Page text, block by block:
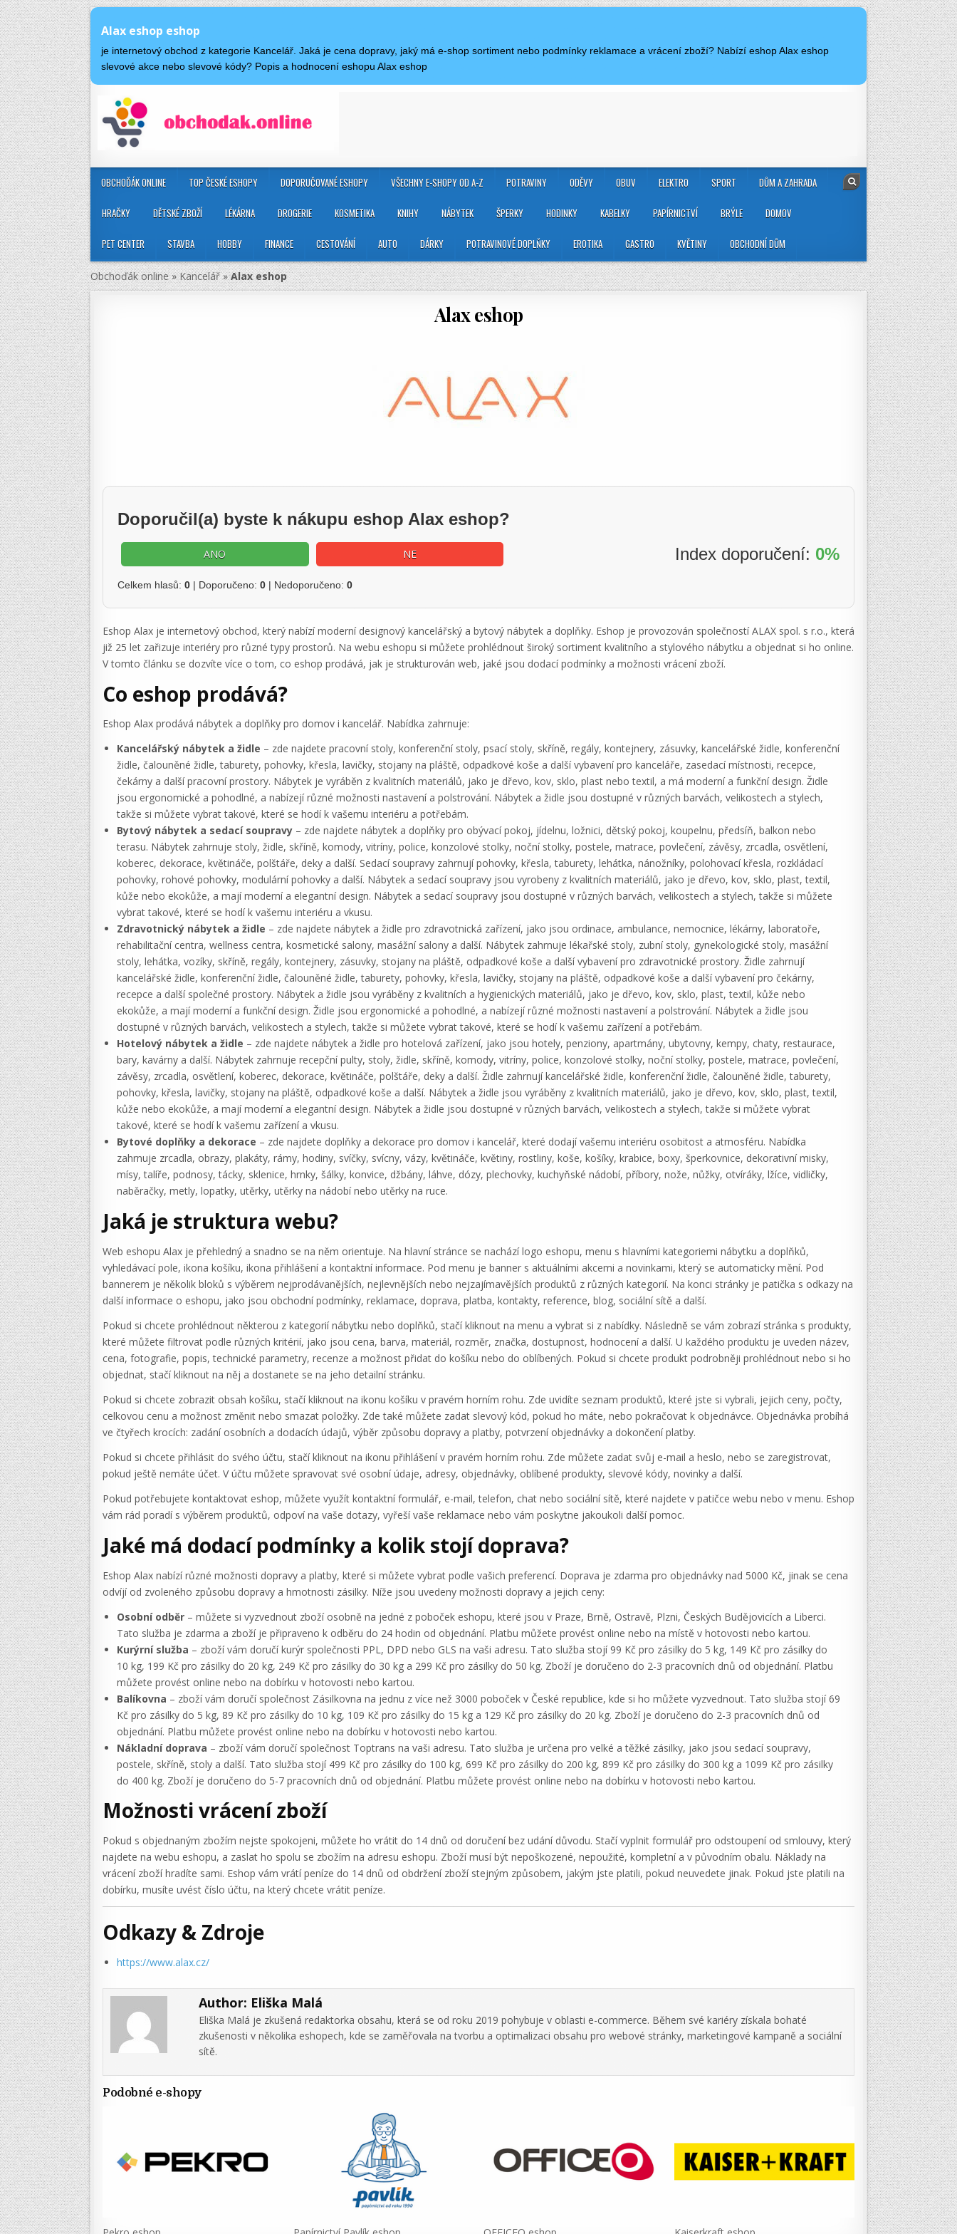
Alax eshop eshop
je internetový obchod z kategorie Kancelář. Jaká je cena dopravy, jaký má e-shop sortiment nebo podmínky reklamace a vrácení zboží? Nabízí eshop Alax eshop
slevové akce nebo slevové kódy? Popis a hodnocení eshopu Alax eshop
OBCHOĎÁK ONLINE TOP ČESKÉ ESHOPY DOPORUČOVANÉ ESHOPY VŠECHNY E-SHOPY OD A-Z POTRAVINY ODĚVY OBUV ELEKTRO SPORT DŮM A ZAHRADA
HRAČKY DĚTSKÉ ZBOŽÍ LÉKÁRNA DROGERIE KOSMETIKA KNIHY NÁBYTEK ŠPERKY HODINKY KABELKY PAPÍRNICTVÍ BRÝLE DOMOV
PET CENTER STAVBA HOBBY FINANCE CESTOVÁNÍ AUTO DÁRKY POTRAVINOVÉ DOPLŇKY EROTIKA GASTRO KVĚTINY OBCHODNÍ DŮM
Obchoďák online»Kancelář»Alax eshop
Alax eshop
Doporučil(a) byste k nákupu eshop Alax eshop?
ANO NE Index doporučení: 0%
Celkem hlasů: 0 | Doporučeno: 0 | Nedoporučeno: 0
Eshop Alax je internetový obchod, který nabízí moderní designový kancelářský a bytový nábytek a doplňky. Eshop je provozován společností ALAX spol. s r.o., která
již 25 let zařizuje interiéry pro různé typy prostorů. Na webu eshopu si můžete prohlédnout široký sortiment kvalitního a stylového nábytku a objednat si ho online.
V tomto článku se dozvíte více o tom, co eshop prodává, jak je strukturován web, jaké jsou dodací podmínky a možnosti vrácení zboží.
Co eshop prodává?
Eshop Alax prodává nábytek a doplňky pro domov i kancelář. Nabídka zahrnuje:
Kancelářský nábytek a židle – zde najdete pracovní stoly, konferenční stoly, psací stoly, skříně, regály, kontejnery, zásuvky, kancelářské židle, konferenční
židle, čalouněné židle, taburety, pohovky, křesla, lavičky, stojany na pláště, odpadkové koše a další vybavení pro kanceláře, zasedací místnosti, recepce,
čekárny a další pracovní prostory. Nábytek je vyráběn z kvalitních materiálů, jako je dřevo, kov, sklo, plast nebo textil, a má moderní a funkční design. Židle
jsou ergonomické a pohodlné, a nabízejí různé možnosti nastavení a polstrování. Nábytek a židle jsou dostupné v různých barvách, velikostech a stylech,
takže si můžete vybrat takové, které se hodí k vašemu interiéru a potřebám.
Bytový nábytek a sedací soupravy – zde najdete nábytek a doplňky pro obývací pokoj, jídelnu, ložnici, dětský pokoj, koupelnu, předsíň, balkon nebo
terasu. Nábytek zahrnuje stoly, židle, skříně, komody, vitríny, police, konzolové stolky, noční stolky, postele, matrace, povlečení, závěsy, zrcadla, osvětlení,
koberec, dekorace, květináče, polštáře, deky a další. Sedací soupravy zahrnují pohovky, křesla, taburety, lehátka, nánožníky, polohovací křesla, rozkládací
pohovky, rohové pohovky, modulární pohovky a další. Nábytek a sedací soupravy jsou vyrobeny z kvalitních materiálů, jako je dřevo, kov, sklo, plast, textil,
kůže nebo ekokůže, a mají moderní a elegantní design. Nábytek a sedací soupravy jsou dostupné v různých barvách, velikostech a stylech, takže si můžete
vybrat takové, které se hodí k vašemu interiéru a vkusu.
Zdravotnický nábytek a židle – zde najdete nábytek a židle pro zdravotnická zařízení, jako jsou ordinace, ambulance, nemocnice, lékárny, laboratoře,
rehabilitační centra, wellness centra, kosmetické salony, masážní salony a další. Nábytek zahrnuje lékařské stoly, zubní stoly, gynekologické stoly, masážní
stoly, lehátka, vozíky, skříně, regály, kontejnery, zásuvky, stojany na pláště, odpadkové koše a další vybavení pro zdravotnické prostory. Židle zahrnují
kancelářské židle, konferenční židle, čalouněné židle, taburety, pohovky, křesla, lavičky, stojany na pláště, odpadkové koše a další vybavení pro čekárny,
recepce a další společné prostory. Nábytek a židle jsou vyráběny z kvalitních a hygienických materiálů, jako je dřevo, kov, sklo, plast, textil, kůže nebo
ekokůže, a mají moderní a funkční design. Židle jsou ergonomické a pohodlné, a nabízejí různé možnosti nastavení a polstrování. Nábytek a židle jsou
dostupné v různých barvách, velikostech a stylech, takže si můžete vybrat takové, které se hodí k vašemu zařízení a potřebám.
Hotelový nábytek a židle – zde najdete nábytek a židle pro hotelová zařízení, jako jsou hotely, penziony, apartmány, ubytovny, kempy, chaty, restaurace,
bary, kavárny a další. Nábytek zahrnuje recepční pulty, stoly, židle, skříně, komody, vitríny, police, konzolové stolky, noční stolky, postele, matrace, povlečení,
závěsy, zrcadla, osvětlení, koberec, dekorace, květináče, polštáře, deky a další. Židle zahrnují kancelářské židle, konferenční židle, čalouněné židle, taburety,
pohovky, křesla, lavičky, stojany na pláště, odpadkové koše a další. Nábytek a židle jsou vyráběny z kvalitních materiálů, jako je dřevo, kov, sklo, plast, textil,
kůže nebo ekokůže, a mají moderní a elegantní design. Nábytek a židle jsou dostupné v různých barvách, velikostech a stylech, takže si můžete vybrat
takové, které se hodí k vašemu zařízení a vkusu.
Bytové doplňky a dekorace – zde najdete doplňky a dekorace pro domov i kancelář, které dodají vašemu interiéru osobitost a atmosféru. Nabídka
zahrnuje zrcadla, obrazy, plakáty, rámy, hodiny, svíčky, svícny, vázy, květináče, květiny, rostliny, koše, košíky, krabice, boxy, šperkovnice, dekorativní misky,
mísy, talíře, podnosy, tácky, sklenice, hrnky, šálky, konvice, džbány, láhve, dózy, plechovky, kuchyňské nádobí, příbory, nože, nůžky, otvíráky, lžíce, vidličky,
naběračky, metly, lopatky, utěrky, utěrky na nádobí nebo utěrky na ruce.
Jaká je struktura webu?
Web eshopu Alax je přehledný a snadno se na něm orientuje. Na hlavní stránce se nachází logo eshopu, menu s hlavními kategoriemi nábytku a doplňků,
vyhledávací pole, ikona košíku, ikona přihlášení a kontaktní informace. Pod menu je banner s aktuálními akcemi a novinkami, který se automaticky mění. Pod
bannerem je několik bloků s výběrem nejprodávanějších, nejlevnějších nebo nejzajímavějších produktů z různých kategorií. Na konci stránky je patička s odkazy na
další informace o eshopu, jako jsou obchodní podmínky, reklamace, doprava, platba, kontakty, reference, blog, sociální sítě a další.
Pokud si chcete prohlédnout některou z kategorií nábytku nebo doplňků, stačí kliknout na menu a vybrat si z nabídky. Následně se vám zobrazí stránka s produkty,
které můžete filtrovat podle různých kritérií, jako jsou cena, barva, materiál, rozměr, značka, dostupnost, hodnocení a další. U každého produktu je uveden název,
cena, fotografie, popis, technické parametry, recenze a možnost přidat do košíku nebo do oblíbených. Pokud si chcete produkt podrobněji prohlédnout nebo si ho
objednat, stačí kliknout na něj a dostanete se na jeho detailní stránku.
Pokud si chcete zobrazit obsah košíku, stačí kliknout na ikonu košíku v pravém horním rohu. Zde uvidíte seznam produktů, které jste si vybrali, jejich ceny, počty,
celkovou cenu a možnost změnit nebo smazat položky. Zde také můžete zadat slevový kód, pokud ho máte, nebo pokračovat k objednávce. Objednávka probíhá
ve čtyřech krocích: zadání osobních a dodacích údajů, výběr způsobu dopravy a platby, potvrzení objednávky a dokončení platby.
Pokud si chcete přihlásit do svého účtu, stačí kliknout na ikonu přihlášení v pravém horním rohu. Zde můžete zadat svůj e-mail a heslo, nebo se zaregistrovat,
pokud ještě nemáte účet. V účtu můžete spravovat své osobní údaje, adresy, objednávky, oblíbené produkty, slevové kódy, novinky a další.
Pokud potřebujete kontaktovat eshop, můžete využít kontaktní formulář, e-mail, telefon, chat nebo sociální sítě, které najdete v patičce webu nebo v menu. Eshop
vám rád poradí s výběrem produktů, odpoví na vaše dotazy, vyřeší vaše reklamace nebo vám poskytne jakoukoli další pomoc.
Jaké má dodací podmínky a kolik stojí doprava?
Eshop Alax nabízí různé možnosti dopravy a platby, které si můžete vybrat podle vašich preferencí. Doprava je zdarma pro objednávky nad 5000 Kč, jinak se cena
odvíjí od zvoleného způsobu dopravy a hmotnosti zásilky. Níže jsou uvedeny možnosti dopravy a jejich ceny:
Osobní odběr – můžete si vyzvednout zboží osobně na jedné z poboček eshopu, které jsou v Praze, Brně, Ostravě, Plzni, Českých Budějovicích a Liberci.
Tato služba je zdarma a zboží je připraveno k odběru do 24 hodin od objednání. Platbu můžete provést online nebo na místě v hotovosti nebo kartou.
Kurýrní služba – zboží vám doručí kurýr společnosti PPL, DPD nebo GLS na vaši adresu. Tato služba stojí 99 Kč pro zásilky do 5 kg, 149 Kč pro zásilky do
10 kg, 199 Kč pro zásilky do 20 kg, 249 Kč pro zásilky do 30 kg a 299 Kč pro zásilky do 50 kg. Zboží je doručeno do 2-3 pracovních dnů od objednání. Platbu
můžete provést online nebo na dobírku v hotovosti nebo kartou.
Balíkovna – zboží vám doručí společnost Zásilkovna na jednu z více než 3000 poboček v České republice, kde si ho můžete vyzvednout. Tato služba stojí 69
Kč pro zásilky do 5 kg, 89 Kč pro zásilky do 10 kg, 109 Kč pro zásilky do 15 kg a 129 Kč pro zásilky do 20 kg. Zboží je doručeno do 2-3 pracovních dnů od
objednání. Platbu můžete provést online nebo na dobírku v hotovosti nebo kartou.
Nákladní doprava – zboží vám doručí společnost Toptrans na vaši adresu. Tato služba je určena pro velké a těžké zásilky, jako jsou sedací soupravy,
postele, skříně, stoly a další. Tato služba stojí 499 Kč pro zásilky do 100 kg, 699 Kč pro zásilky do 200 kg, 899 Kč pro zásilky do 300 kg a 1099 Kč pro zásilky
do 400 kg. Zboží je doručeno do 5-7 pracovních dnů od objednání. Platbu můžete provést online nebo na dobírku v hotovosti nebo kartou.
Možnosti vrácení zboží
Pokud s objednaným zbožím nejste spokojeni, můžete ho vrátit do 14 dnů od doručení bez udání důvodu. Stačí vyplnit formulář pro odstoupení od smlouvy, který
najdete na webu eshopu, a zaslat ho spolu se zbožím na adresu eshopu. Zboží musí být nepoškozené, nepoužité, kompletní a v původním obalu. Náklady na
vrácení zboží hradíte sami. Eshop vám vrátí peníze do 14 dnů od obdržení zboží stejným způsobem, jakým jste platili, pokud neuvedete jinak. Pokud jste platili na
dobírku, musíte uvést číslo účtu, na který chcete vrátit peníze.
Odkazy & Zdroje
https://www.alax.cz/
Author: Eliška Malá
Eliška Malá je zkušená redaktorka obsahu, která se od roku 2019 pohybuje v oblasti e-commerce. Během své kariéry získala bohaté
zkušenosti v několika eshopech, kde se zaměřovala na tvorbu a optimalizaci obsahu pro webové stránky, marketingové kampaně a sociální
sítě.
Podobné e-shopy